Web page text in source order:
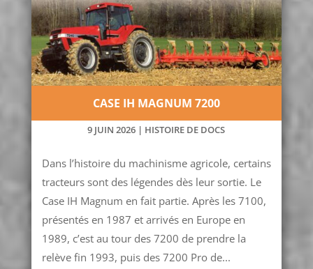
CASE IH MAGNUM 7200
9 JUIN 2026 | HISTOIRE DE DOCS
Dans l’histoire du machinisme agricole, certains
tracteurs sont des légendes dès leur sortie. Le
Case IH Magnum en fait partie. Après les 7100,
présentés en 1987 et arrivés en Europe en
1989, c’est au tour des 7200 de prendre la
relève fin 1993, puis des 7200 Pro de...